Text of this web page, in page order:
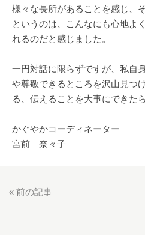
様々な長所があることを感じ、
というのは、こんなにも心地よ
れるのだと感じました。
一円対話に限らずですが、私自
や尊敬できるところを沢山見つ
る、伝えることを大事にできた
かぐやかコーディネーター
宮前 奈々子
« 前の記事